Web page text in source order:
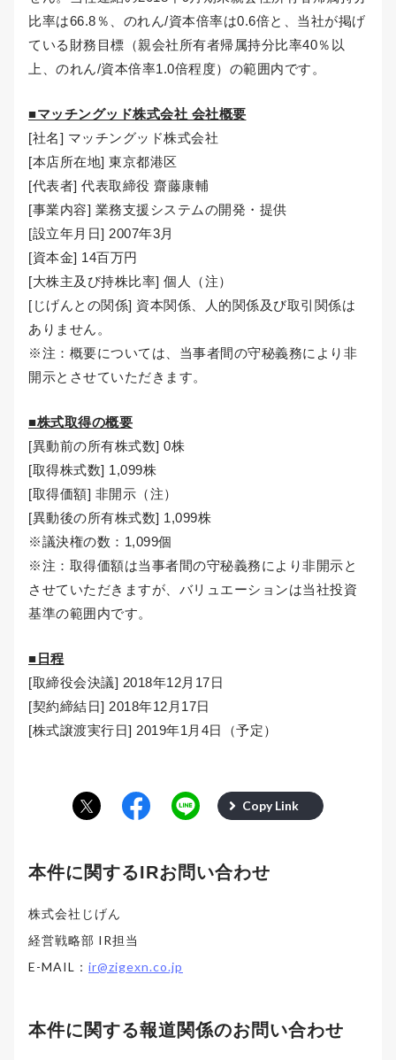
比率は66.8％、のれん/資本倍率は0.6倍と、当社が掲げ
ている財務目標（親会社所有者帰属持分比率40％以
上、のれん/資本倍率1.0倍程度）の範囲内です。
■マッチングッド株式会社 会社概要
[社名] マッチングッド株式会社
[本店所在地] 東京都港区
[代表者] 代表取締役 齋藤康輔
[事業内容] 業務支援システムの開発・提供
[設立年月日] 2007年3月
[資本金] 14百万円
[大株主及び持株比率] 個人（注）
[じげんとの関係] 資本関係、人的関係及び取引関係は
ありません。
※注：概要については、当事者間の守秘義務により非
開示とさせていただきます。
■株式取得の概要
[異動前の所有株式数] 0株
[取得株式数] 1,099株
[取得価額] 非開示（注）
[異動後の所有株式数] 1,099株
※議決権の数：1,099個
※注：取得価額は当事者間の守秘義務により非開示と
させていただきますが、バリュエーションは当社投資
基準の範囲内です。
■日程
[取締役会決議] 2018年12月17日
[契約締結日] 2018年12月17日
[株式譲渡実行日] 2019年1月4日（予定）
Copy Link
本件に関するIRお問い合わせ
株式会社じげん
経営戦略部 IR担当
E-MAIL： ir@zigexn.co.jp
本件に関する報道関係のお問い合わせ